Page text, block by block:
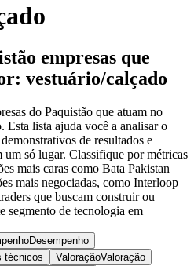
empresas que
vestuário/calçado
do Paquistão que atuam no
Esta lista ajuda você a analisar o
de resultados e
só lugar. Classifique por métricas
mais caras como Bata Pakistan
mais negociadas, como Interloop
que buscam construir ou
segmento de tecnologia em
Desempenho
técnicos ValoraçãoValoração